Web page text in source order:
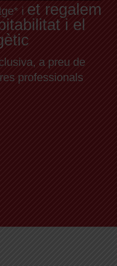
i et regalem
i el
a preu de
professionals